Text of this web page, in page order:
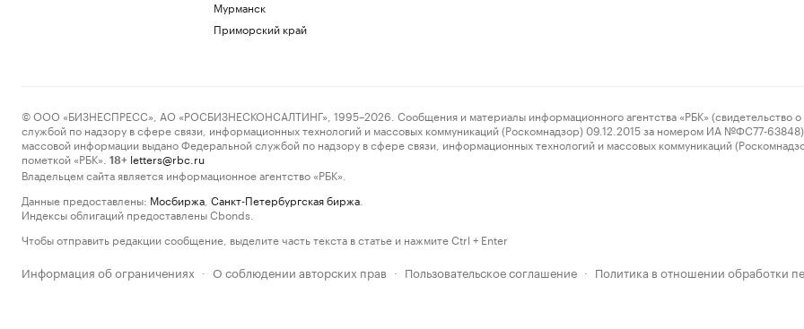
Мурманск
Приморский край
© ООО «БИЗНЕСПРЕСС», АО «РОСБИЗНЕСКОНСАЛТИНГ», 1995–2026. Сообщения и материалы информационного агентства «РБК» (свидетельство о
службой по надзору в сфере связи, информационных технологий и массовых коммуникаций (Роскомнадзор) 09.12.2015 за номером ИА №ФС77-63848)
массовой информации выдано Федеральной службой по надзору в сфере связи, информационных технологий и массовых коммуникаций
пометкой «РБК».
18+ letters@rbc.ru
Владельцем сайта является информационное агентство «РБК».
Данные предоставлены: Мосбиржа Санкт-Петербургская биржа
Индексы облигаций предоставлены Cbonds.
Чтобы отправить редакции сообщение, выделите часть текста в статье и нажмите Ctrl + Enter
Информация об ограничениях · О соблюдении авторских прав · Пользовательское соглашение · Политика в отношении обработки